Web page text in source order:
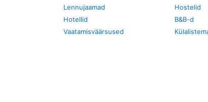
Lennujaamad
Hotellid
Vaatamisväärsused
Hostelid
B&B-d